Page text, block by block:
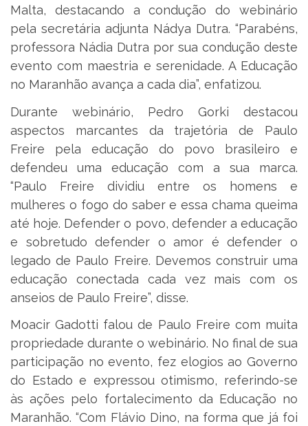
Malta, destacando a condução do webinário
pela secretária adjunta Nádya Dutra. “Parabéns,
professora Nádia Dutra por sua condução deste
evento com maestria e serenidade. A Educação
no Maranhão avança a cada dia”, enfatizou.
Durante webinário, Pedro Gorki destacou
aspectos marcantes da trajetória de Paulo
Freire pela educação do povo brasileiro e
defendeu uma educação com a sua marca.
“Paulo Freire dividiu entre os homens e
mulheres o fogo do saber e essa chama queima
até hoje. Defender o povo, defender a educação
e sobretudo defender o amor é defender o
legado de Paulo Freire. Devemos construir uma
educação conectada cada vez mais com os
anseios de Paulo Freire”, disse.
Moacir Gadotti falou de Paulo Freire com muita
propriedade durante o webinário. No final de sua
participação no evento, fez elogios ao Governo
do Estado e expressou otimismo, referindo-se
às ações pelo fortalecimento da Educação no
Maranhão. “Com Flávio Dino, na forma que já foi